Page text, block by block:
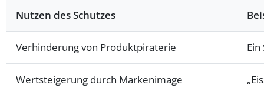
Nutzen des Schutzes
Verhinderung von Produktpiraterie
Wertsteigerung durch Markenimage